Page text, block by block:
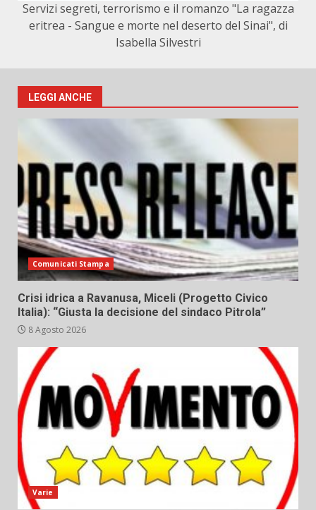
Servizi segreti, terrorismo e il romanzo "La ragazza
eritrea - Sangue e morte nel deserto del Sinai", di
Isabella Silvestri
LEGGI ANCHE
Comunicati Stampa
Crisi idrica a Ravanusa, Miceli (Progetto Civico
Italia): “Giusta la decisione del sindaco Pitrola”
8 Agosto 2026
Varie